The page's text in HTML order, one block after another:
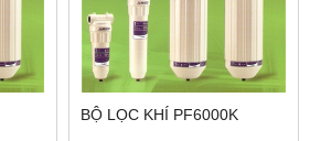
BỘ LỌC KHÍ PF6000K